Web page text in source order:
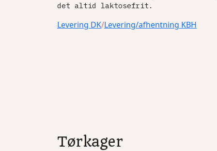
det altid laktosefrit.
Levering DK/Levering/afhentning KBH
Tørkager